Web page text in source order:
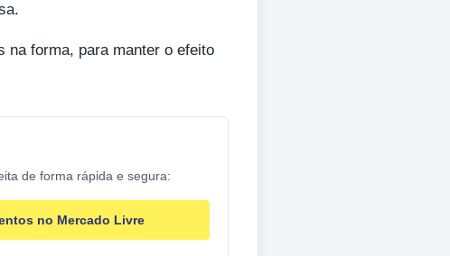
na forma, para manter o efeito
de forma rápida e segura:
no Mercado Livre